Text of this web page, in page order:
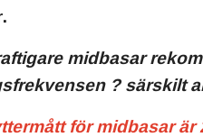
midbasar
? särskilt
för midbasar är